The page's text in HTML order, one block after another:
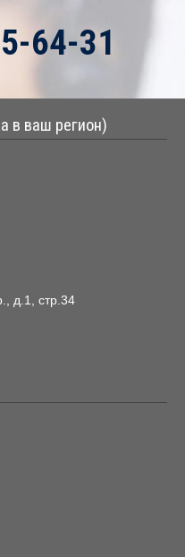
64-31
в ваш регион)
д.1, стр.34